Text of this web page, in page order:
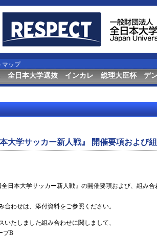
マップ
全日本大学選抜 インカレ 総理大臣杯 デ
本大学サッカー新人戦』 開催要項および
日本大学サッカー新人戦』の開催要項および、組み
合わせは、添付資料をご参照ください。
いたしました組み合わせに関しまして、
プB